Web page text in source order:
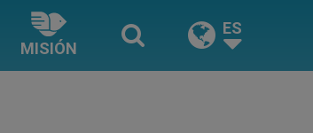
MISIÓN
ES